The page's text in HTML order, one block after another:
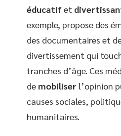
éducatifet
exemple, propose des
des documentaires et
divertissement qui
tranches d’âge. Ces
de mobiliser l’opinion
causes sociales,
humanitaires.